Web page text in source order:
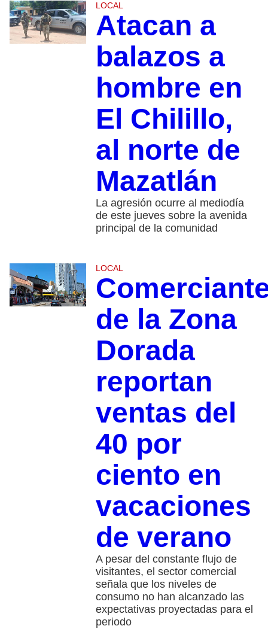
LOCAL
Atacan a
balazos a
hombre en
El Chilillo,
al norte de
Mazatlán
La agresión ocurre al mediodía
de este jueves sobre la avenida
principal de la comunidad
LOCAL
de la Zona
Dorada
reportan
ventas del
40 por
ciento en
vacaciones
de verano​
A pesar del constante flujo de
visitantes, el sector comercial
señala que los niveles de
consumo no han alcanzado las
expectativas proyectadas para el
periodo